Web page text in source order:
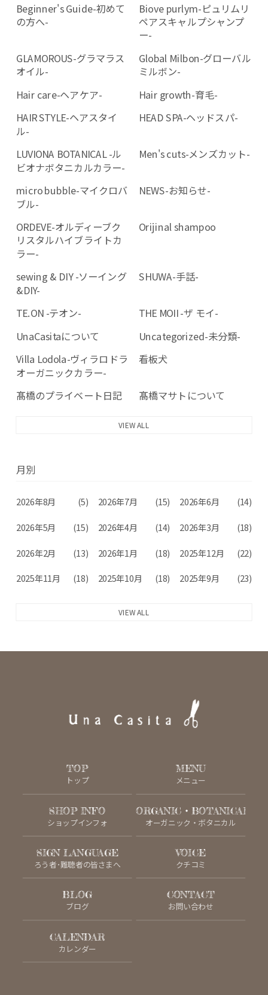
Beginner's Guide-初めて
の方へ-
Biove purlym-ピュリムリ
ペアスキャルプシャンプ
ー-
GLAMOROUS-グラマラス
オイル-
Global Milbon-グローバル
ミルボン-
Hair care-ヘアケア-
Hair growth-育毛-
HAIR STYLE-ヘアスタイ
ル-
HEAD SPA-ヘッドスパ-
LUVIONA BOTANICAL -ル
ビオナボタニカルカラー-
Men's cuts-メンズカット-
micro bubble-マイクロバ
ブル-
NEWS-お知らせ-
ORDEVE-オルディーブク
リスタルハイブライトカ
ラー-
Orijinal shampoo
sewing & DIY -ソーイング
&DIY-
SHUWA-手話-
TE.ON -テオン-
THE MOII -ザ モイ-
UnaCasitaについて
Uncategorized-未分類-
Villa Lodola-ヴィラロドラ
オーガニックカラー-
看板犬
髙橋のプライベート日記 髙橋マサトについて
VIEW ALL
月別
2026年8月 (5) 2026年7月 (15) 2026年6月 (14)
2026年5月 (15) 2026年4月 (14) 2026年3月 (18)
2026年2月 (13) 2026年1月 (18) 2025年12月 (22)
2025年11月 (18) 2025年10月 (18) 2025年9月 (23)
VIEW ALL
TOP
トップ
MENU
メニュー
SHOP INFO
ショップインフォ
ORGANIC・BOTANICAL
オーガニック・ボタニカル
SIGN LANGUAGE
ろう者･難聴者の皆さまへ
VOICE
クチコミ
BLOG
ブログ
CONTACT
お問い合わせ
CALENDAR
カレンダー